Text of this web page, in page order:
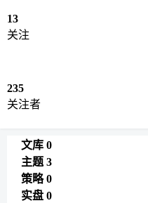
13
关注
235
关注者
文库 0
主题 3
策略 0
实盘 0